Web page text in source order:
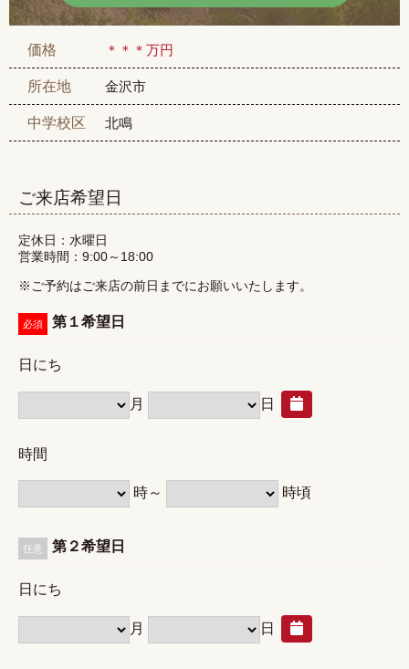
価格 ＊＊＊万円
所在地 金沢市
中学校区 北鳴
ご来店希望日
定休日：水曜日
営業時間：9:00～18:00
※ ご予約はご来店の前日までにお願いいたします。
必須 第１希望日
日にち
月 日
時間
時～ 時頃
任意 第２希望日
日にち
月 日